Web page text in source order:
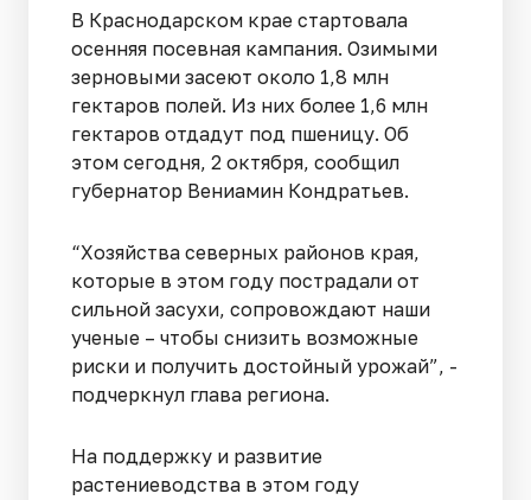
В Краснодарском крае стартовала
осенняя посевная кампания. Озимыми
зерновыми засеют около 1,8 млн
гектаров полей. Из них более 1,6 млн
гектаров отдадут под пшеницу. Об
этом сегодня, 2 октября, сообщил
губернатор Вениамин Кондратьев.
“Хозяйства северных районов края,
которые в этом году пострадали от
сильной засухи, сопровождают наши
ученые – чтобы снизить возможные
риски и получить достойный урожай”, -
подчеркнул глава региона.
На поддержку и развитие
растениеводства в этом году